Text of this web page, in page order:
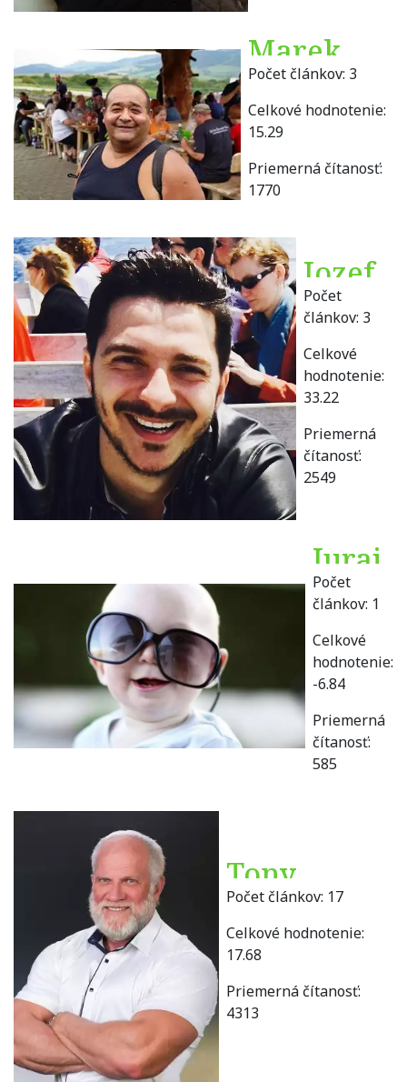
Marek
Baláž
Počet článkov: 3
Celkové hodnotenie:
15.29
Priemerná čítanosť:
1770
Jozef
Baros
Počet
článkov: 3
Celkové
hodnotenie:
33.22
Priemerná
čítanosť:
2549
Juraj
Béla
Počet
článkov: 1
Celkové
hodnotenie:
-6.84
Priemerná
čítanosť:
585
Tony
Belohorec
Počet článkov: 17
Celkové hodnotenie:
17.68
Priemerná čítanosť:
4313